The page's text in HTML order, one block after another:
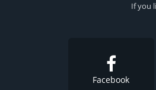
If you
Facebook